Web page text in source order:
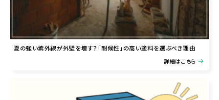
夏の強い紫外線が外壁を壊す？「耐候性」の高い塗料を選ぶべき理由
詳細はこちら